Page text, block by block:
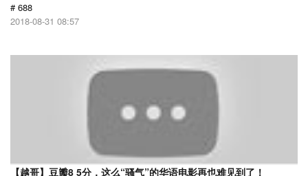
# 688
2018-08-31 08:57
【越哥】豆瓣8 5分，这么“骚气”的华语电影再也难见到了！